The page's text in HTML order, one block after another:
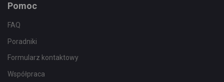
Pomoc
FAQ
Poradniki
Formularz kontaktowy
Współpraca